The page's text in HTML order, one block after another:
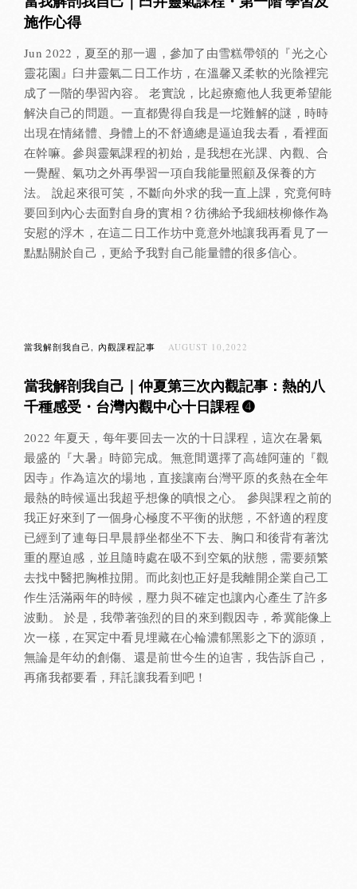
施作心得
Jun 2022，夏至的那一週，參加了由雪糕帶領的『光之心
靈花園』臼井靈氣二日工作坊，在溫馨又柔軟的光陰裡完
成了一階的學習內容。 老實說，比起療癒他人我更希望能
解決自己的問題。一直都覺得自我是一坨難解的謎，時時
出現在情緒體、身體上的不舒適總是逼迫我去看，看裡面
在幹嘛。參與靈氣課程的初始，是我想在光課、內觀、合
一覺醒、氣功之外再學習一項自我能量照顧及保養的方
法。 說起來很可笑，不斷向外求的我一直上課，究竟何時
要回到內心去面對自身的實相？彷彿給予我細枝柳條作為
安慰的浮木，在這二日工作坊中竟意外地讓我再看見了一
點點關於自己，更給予我對自己能量體的很多信心。
當我解剖我自己 內觀課程記事 AUGUST 10,2022
當我解剖我自己｜仲夏第三次內觀記事：熱的八
千種感受・台灣內觀中心十日課程 ➍
2022 年夏天，每年要回去一次的十日課程，這次在暑氣
最盛的『大暑』時節完成。無意間選擇了高雄阿蓮的『觀
因寺』作為這次的場地，直接讓南台灣平原的炙熱在全年
最熱的時候逼出我超乎想像的嗔恨之心。 參與課程之前的
我正好來到了一個身心極度不平衡的狀態，不舒適的程度
已經到了連每日早晨靜坐都坐不下去、胸口和後背有著沈
重的壓迫感，並且隨時處在吸不到空氣的狀態，需要頻繁
去找中醫把胸椎拉開。而此刻也正好是我離開企業自己工
作生活滿兩年的時候，壓力與不確定也讓內心產生了許多
波動。 於是，我帶著強烈的目的來到觀因寺，希冀能像上
次一樣，在冥定中看見埋藏在心輪濃郁黑影之下的源頭，
無論是年幼的創傷、還是前世今生的迫害，我告訴自己，
再痛我都要看，拜託讓我看到吧！